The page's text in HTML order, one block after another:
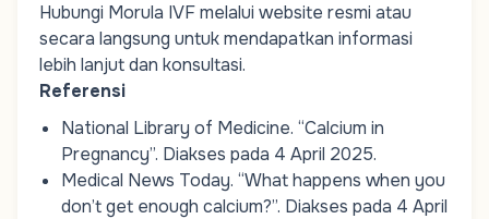
Hubungi Morula IVFmelalui website resmi atau
secara langsung untukmendapatkan informasi
lebih lanjutdan konsultasi.
Referensi
National Library of Medicine. “Calcium in
Pregnancy”. Diakses pada 4 April 2025.
Medical News Today. “What happens when you
don’t get enough calcium?”. Diakses pada 4 April